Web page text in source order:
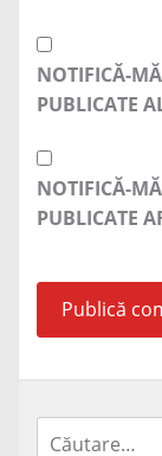
NOTIFICĂ-
PUBLICATE
NOTIFICĂ-
PUBLICATE
Caută